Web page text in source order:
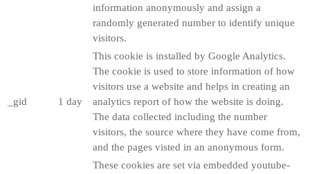
information anonymously and assign a
randomly generated number to identify unique
visitors.
_gid 1 day
This cookie is installed by Google Analytics.
The cookie is used to store information of how
visitors use a website and helps in creating an
analytics report of how the website is doing.
The data collected including the number
visitors, the source where they have come from,
and the pages visted in an anonymous form.
These cookies are set via embedded youtube-